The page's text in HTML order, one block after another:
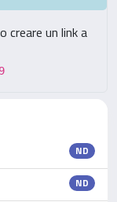
creare un link a
ND
ND